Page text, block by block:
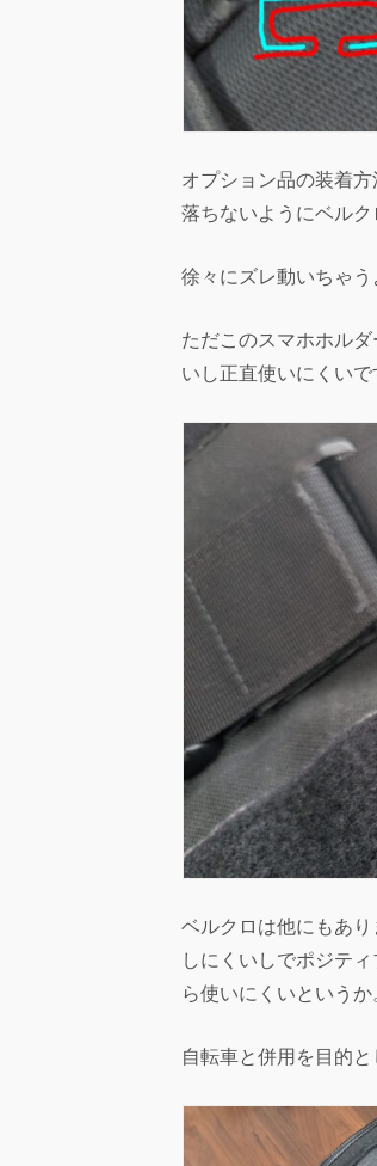
オプション品の装着
落ちないようにベルク
徐々にズレ動いちゃう
ただこのスマホホル
いし正直使いにくいで
ベルクロは他にもあ
しにくいしでポジテ
ら使いにくいというか
自転車と併用を目的